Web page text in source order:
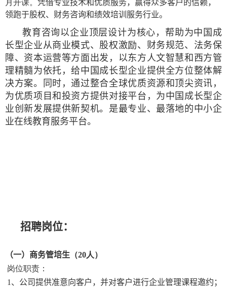
月开课。凭借专业技术和优质服务，赢得众多客户的信赖，
领跑于股权、财务咨询和绩效培训服务行业。
教育咨询以企业顶层设计为核心，帮助为中国成
长型企业从商业模式、股权激励、财务规范、法务保
障、资本运营等方面出发，以东方人文智慧和西方管
理精髓为依托，给中国成长型企业提供全方位整体解
决方案。同时，通过整合全球优质资源和顶尖资讯，
为优质项目和投资方提供对接平台，为中国成长型企
业创新发展提供新契机。 是最专业、最落地的中小企
业在线教育服务平台。
招聘岗位：
（一）商务管培生 （20人 ）
岗位职责：
1 、公司提供准意向客户，并对客户进行企业管理课程邀约；